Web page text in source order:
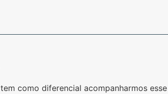
tem como diferencial acompanharmos esse